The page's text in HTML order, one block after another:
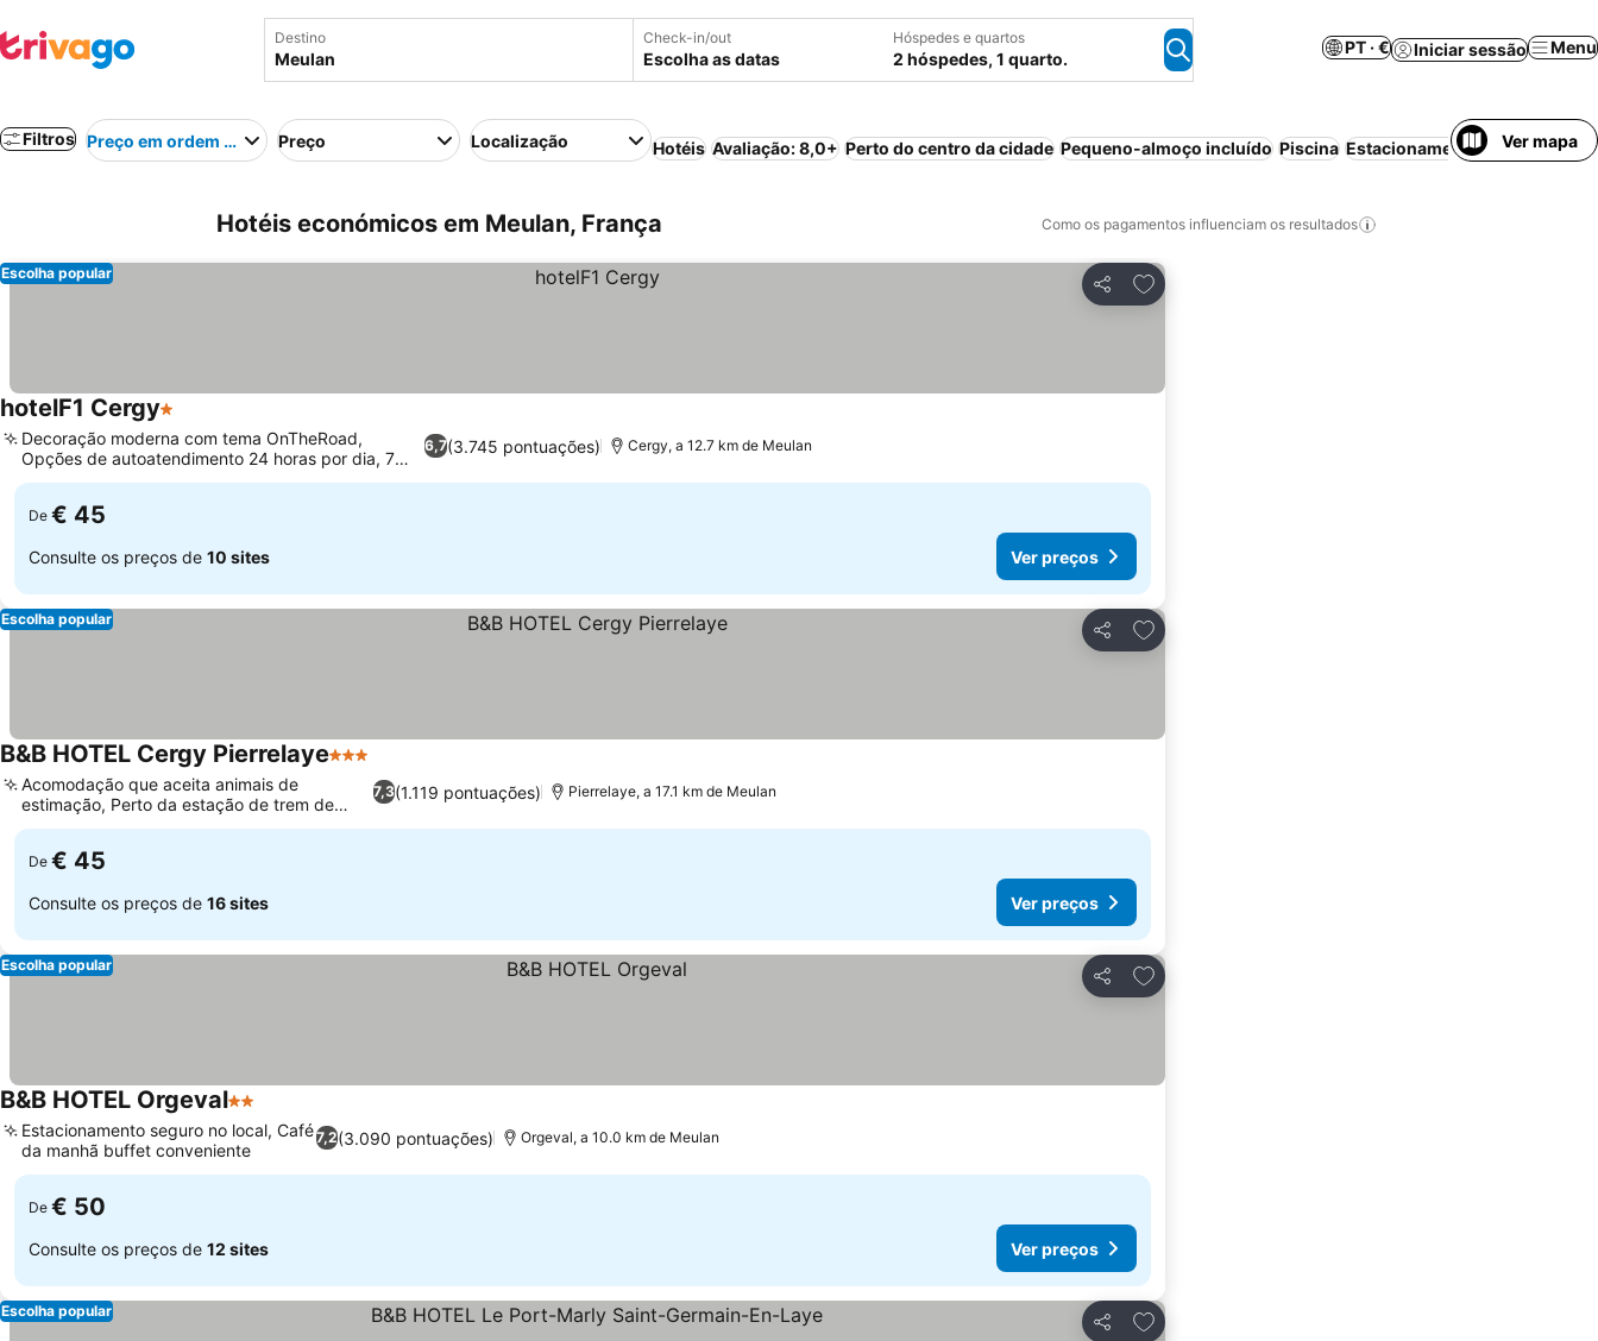
Destino Check-in/out
Escolha as datas
Hóspedes e quartos
2 hóspedes, 1 quarto.
PT · € Iniciar sessão Menu
Filtros Preço em ordem crescentePreço Localização Hotéis Avaliação: 8,0+ Perto do centro da cidade Pequeno-almoço incluído Piscina Estacionamento Meia-pensão
Ver mapa
Hotéis económicos em Meulan, França Como os pagamentos influenciam os resultados
Partilhar
Adicionar aos favoritos
Escolha popular
hotelF1 Cergy1 Estrelas
6,7(3.745 pontuações)
Decoração moderna com tema OnTheRoad,
Opções de autoatendimento 24 horas por dia, 7
dias por semana
Cergy, a 12.7 km de Meulan
De € 45
Consulte os preços de 10 sites Ver preços
Partilhar
Adicionar aos favoritos
Escolha popular
B&B HOTEL Cergy Pierrelaye3 Estrelas
7,3(1.119 pontuações)
Acomodação que aceita animais de
estimação, Perto da estação de trem de
Pierrelaye
Pierrelaye, a 17.1 km de Meulan
De € 45
Consulte os preços de 16 sites Ver preços
Partilhar
Adicionar aos favoritos
Escolha popular
B&B HOTEL Orgeval2 Estrelas
7,2(3.090 pontuações)
Estacionamento seguro no local, Café
da manhã buffet conveniente
Orgeval, a 10.0 km de Meulan
De € 50
Consulte os preços de 12 sites Ver preços
Partilhar
Adicionar aos favoritos
Escolha popular